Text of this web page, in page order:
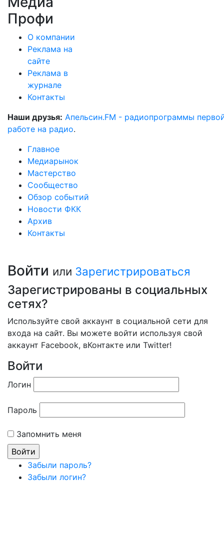
Профи
О компании
Реклама на
сайте
Реклама в
журнале
Контакты
Наши друзья: Апельсин.FM - радиопрограммы
работе на радио.
Главное
Медиарынок
Мастерство
Сообщество
Обзор событий
Новости ФКК
Архив
Контакты
Войти или Зарегистрироваться
Зарегистрированы в социальных
сетях?
Используйте свой аккаунт в социальной сети для
входа на сайт. Вы можете войти используя свой
аккаунт Facebook, вКонтакте или Twitter!
Войти
Логин
Пароль
Запомнить меня
Забыли пароль?
Забыли логин?